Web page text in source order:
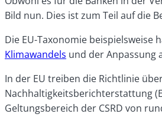
Bild nun. Dies ist zum Teil auf die
Die EU-Taxonomie
Klimawandels und der Anpassung
In der EU treiben die Richtlinie
Nachhaltigkeitsberichterstattung
Geltungsbereich der CSRD von